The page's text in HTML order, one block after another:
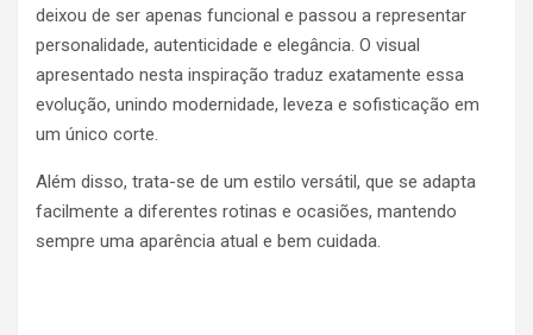
deixou de ser apenas funcional e passou a representar
personalidade, autenticidade e elegância. O visual
apresentado nesta inspiração traduz exatamente essa
evolução, unindo modernidade, leveza e sofisticação em
um único corte.
Além disso, trata-se de um estilo versátil, que se adapta
facilmente a diferentes rotinas e ocasiões, mantendo
sempre uma aparência atual e bem cuidada.